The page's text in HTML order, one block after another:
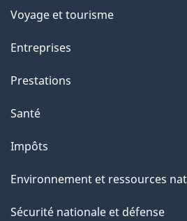
Voyage et tourisme
Entreprises
Prestations
Santé
Impôts
Environnement et ressources
Sécurité nationale et défense